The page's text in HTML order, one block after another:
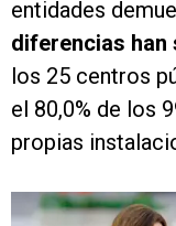
entidades
diferencias han
los 25 centros
el 80,0% de los
propias